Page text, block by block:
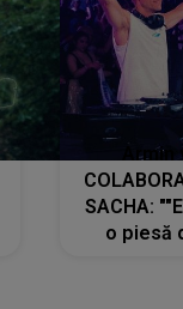
SACHA:
o piesă